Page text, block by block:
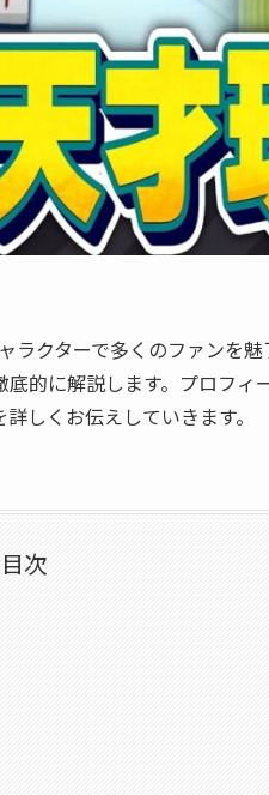
ラクターで多くのファンを
的に解説します。プロフィ
しくお伝えしていきます。
目次